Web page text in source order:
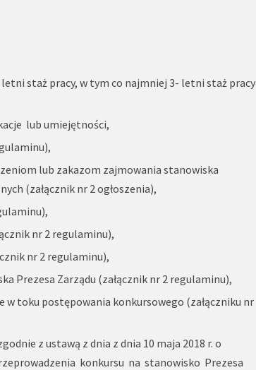
staż pracy, w tym co najmniej 3- letni staż pracy
lub umiejętności,
lub zakazom zajmowania stanowiska
(załącznik nr 2 ogłoszenia),
nr 2 regulaminu),
nr 2 regulaminu),
Prezesa Zarządu (załącznik nr 2 regulaminu),
toku postępowania konkursowego (załączniku nr
z ustawą z dnia z dnia 10 maja 2018 r. o
konkursu na stanowisko Prezesa